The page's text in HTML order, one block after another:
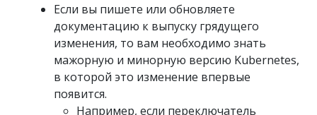
Если вы пишете или обновляете
документацию к выпуску грядущего
изменения, то вам необходимо знать
мажорную и минорную версию Kubernetes,
в которой это изменение впервые
появится.
Например, если переключатель